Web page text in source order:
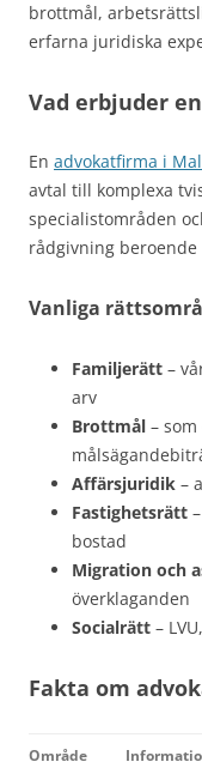
brottmål,
erfarna juridiska
Vad erbjuder
En advokatfirma i
avtal till komplexa
specialistområden
rådgivning
Vanliga
Familjerätt –
arv
Brottmål –
Affärsjuridik –
Fastighetsrätt
bostad
Migration och
överklaganden
Socialrätt –
Fakta om
Område